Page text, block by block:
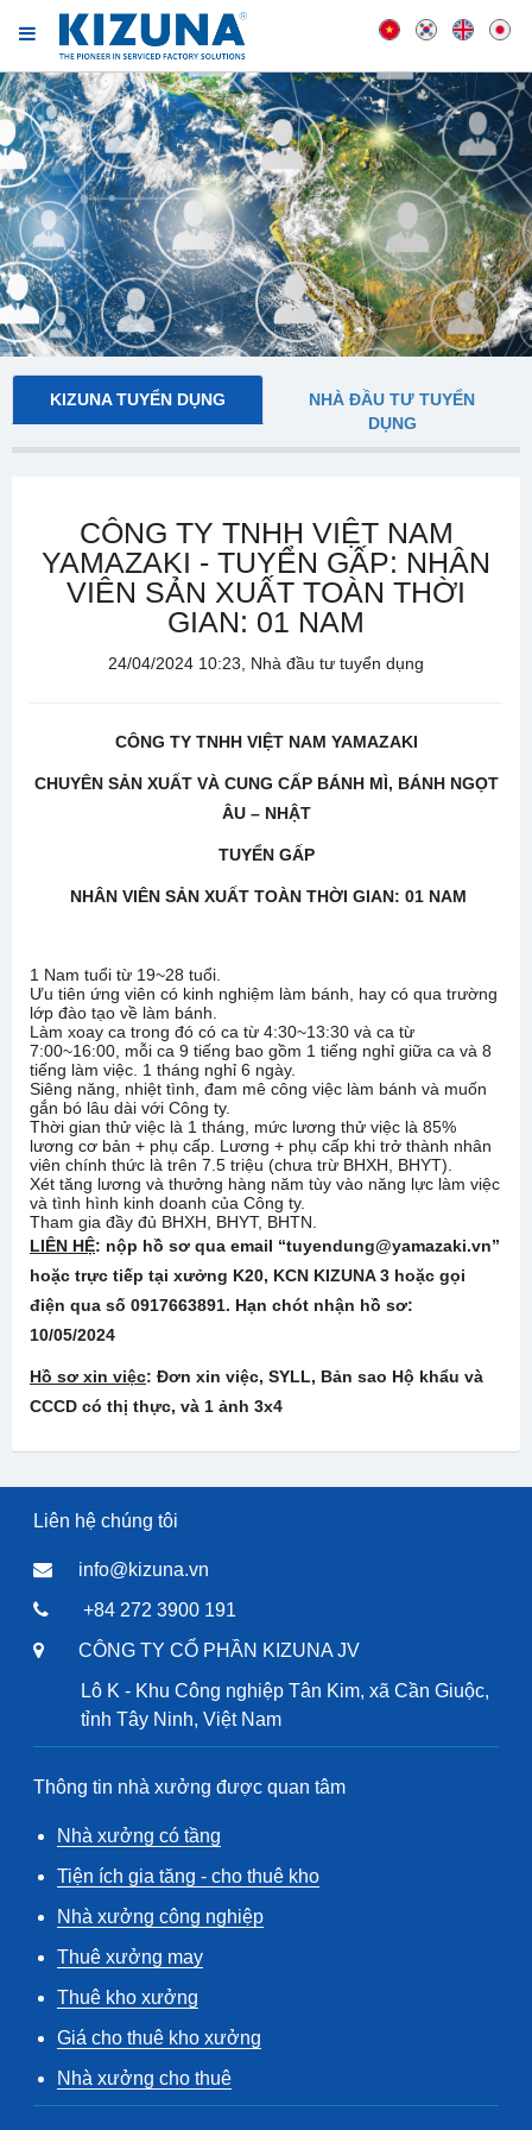
KIZUNA TUYỂN DỤNG
NHÀ ĐẦU TƯ TUYỂN
DỤNG
CÔNG TY TNHH VIỆT NAM
YAMAZAKI - TUYỂN GẤP: NHÂN
VIÊN SẢN XUẤT TOÀN THỜI
GIAN: 01 NAM
24/04/2024 10:23, Nhà đầu tư tuyển dụng
CÔNG TY TNHH VIỆT NAM YAMAZAKI
CHUYÊN SẢN XUẤT VÀ CUNG CẤP BÁNH MÌ, BÁNH NGỌT
ÂU – NHẬT
TUYỂN GẤP
NHÂN VIÊN SẢN XUẤT TOÀN THỜI GIAN: 01 NAM
1 Nam tuổi từ 19~28 tuổi.
Ưu tiên ứng viên có kinh nghiệm làm bánh, hay có qua trường
lớp đào tạo về làm bánh.
Làm xoay ca trong đó có ca từ 4:30~13:30 và ca từ
7:00~16:00, mỗi ca 9 tiếng bao gồm 1 tiếng nghỉ giữa ca và 8
tiếng làm việc. 1 tháng nghỉ 6 ngày.
Siêng năng, nhiệt tình, đam mê công việc làm bánh và muốn
gắn bó lâu dài với Công ty.
Thời gian thử việc là 1 tháng, mức lương thử việc là 85%
lương cơ bản + phụ cấp. Lương + phụ cấp khi trở thành nhân
viên chính thức là trên 7.5 triệu (chưa trừ BHXH, BHYT).
Xét tăng lương và thưởng hàng năm tùy vào năng lực làm việc
và tình hình kinh doanh của Công ty.
Tham gia đầy đủ BHXH, BHYT, BHTN.
LIÊN HỆ: nộp hồ sơ qua email “tuyendung@yamazaki.vn”
hoặc trực tiếp tại xưởng K20, KCN KIZUNA 3 hoặc gọi
điện qua số 0917663891. Hạn chót nhận hồ sơ:
10/05/2024
Hồ sơ xin việc: Đơn xin việc, SYLL, Bản sao Hộ khẩu và
CCCD có thị thực, và 1 ảnh 3x4
Liên hệ chúng tôi
info@kizuna.vn
+84 272 3900 191
CÔNG TY CỔ PHẦN KIZUNA JV
Lô K - Khu Công nghiệp Tân Kim, xã Cần Giuộc,
tỉnh Tây Ninh, Việt Nam
Thông tin nhà xưởng được quan tâm
Nhà xưởng có tầng
Tiện ích gia tăng - cho thuê kho
Nhà xưởng công nghiệp
Thuê xưởng may
Thuê kho xưởng
Giá cho thuê kho xưởng
Nhà xưởng cho thuê